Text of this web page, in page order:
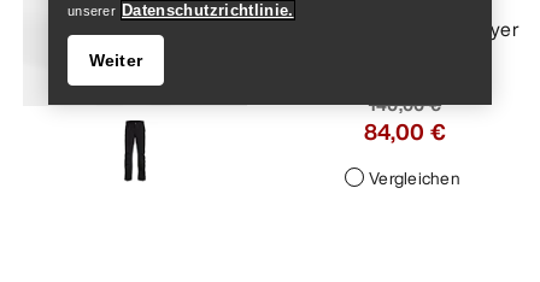
Unser wärmster Baselayer
140,00 €
84,00 €
Vergleichen
unserer Datenschutzrichtlinie.
Weiter